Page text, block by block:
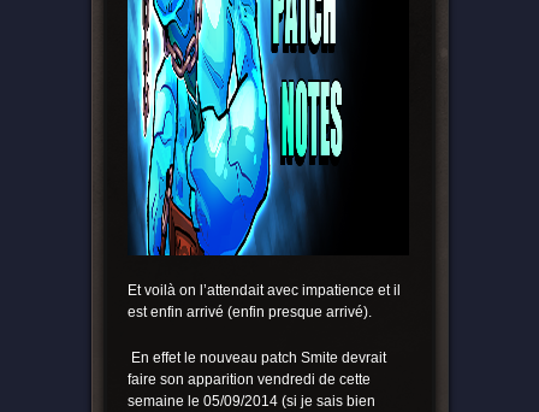
Et voilà on l’attendait avec impatience et il
est enfin arrivé (enfin presque arrivé).
En effet le nouveau patch Smite devrait
faire son apparition vendredi de cette
semaine le 05/09/2014 (si je sais bien